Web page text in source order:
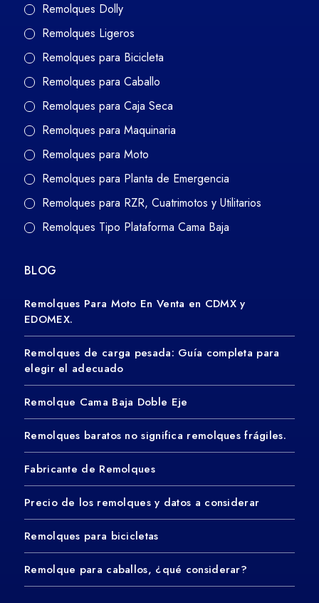
Remolques Dolly
Remolques Ligeros
Remolques para Bicicleta
Remolques para Caballo
Remolques para Caja Seca
Remolques para Maquinaria
Remolques para Moto
Remolques para Planta de Emergencia
Remolques para RZR, Cuatrimotos y Utilitarios
Remolques Tipo Plataforma Cama Baja
BLOG
Remolques Para Moto En Venta en CDMX y
EDOMEX.
Remolques de carga pesada: Guía completa para
elegir el adecuado
Remolque Cama Baja Doble Eje
Remolques baratos no significa remolques frágiles.
Fabricante de Remolques
Precio de los remolques y datos a considerar
Remolques para bicicletas
Remolque para caballos, ¿qué considerar?